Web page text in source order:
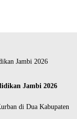
Jambi 2026